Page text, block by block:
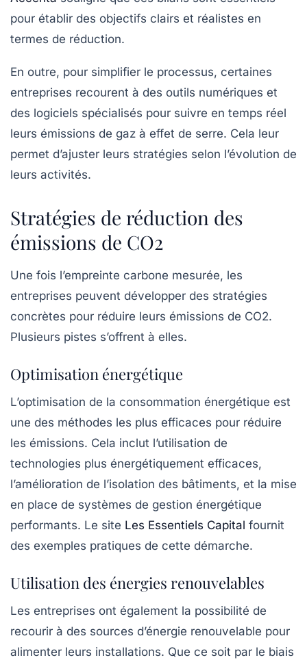
pour établir des objectifs clairs et réalistes en
termes de réduction.
En outre, pour simplifier le processus, certaines
entreprises recourent à des outils numériques et
des logiciels spécialisés pour suivre en temps réel
leurs émissions de gaz à effet de serre. Cela leur
permet d’ajuster leurs stratégies selon l’évolution de
leurs activités.
Stratégies de réduction des
émissions de CO2
Une fois l’empreinte carbone mesurée, les
entreprises peuvent développer des stratégies
concrètes pour réduire leurs émissions de CO2.
Plusieurs pistes s’offrent à elles.
Optimisation énergétique
L’optimisation de la consommation énergétique est
une des méthodes les plus efficaces pour réduire
les émissions. Cela inclut l’utilisation de
technologies plus énergétiquement efficaces,
l’amélioration de l’isolation des bâtiments, et la mise
en place de systèmes de gestion énergétique
performants. Le site Les Essentiels Capital fournit
des exemples pratiques de cette démarche.
Utilisation des énergies renouvelables
Les entreprises ont également la possibilité de
recourir à des sources d’énergie renouvelable pour
alimenter leurs installations. Que ce soit par le biais